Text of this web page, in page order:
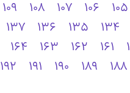
105
106
107
108
109
134
135
136
137
161
162
163
164
188
189
190
191
192